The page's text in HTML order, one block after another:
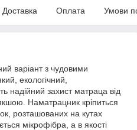
Доставка Оплата Умови
варіант з чудовими
екологічний,
надійний захист матраца від
Наматрацник кріпиться
розташованих на кутах
мікрофібра, а в якості